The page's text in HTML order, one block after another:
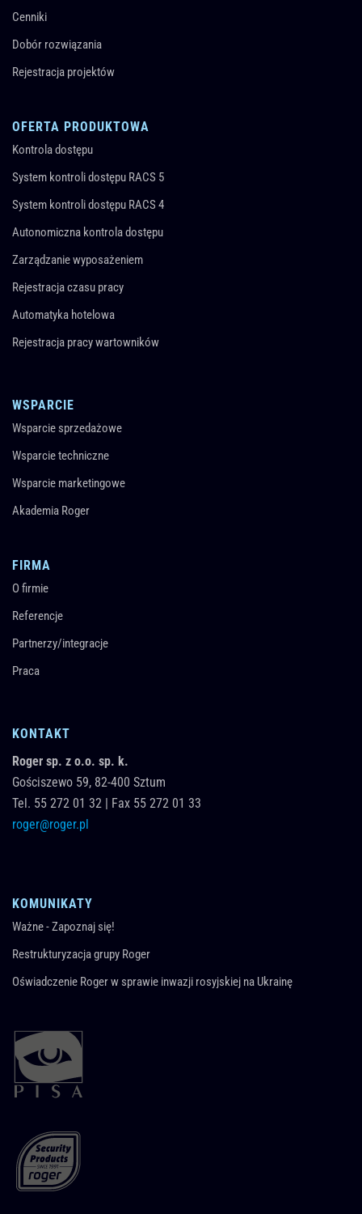
Cenniki
Dobór rozwiązania
Rejestracja projektów
OFERTA PRODUKTOWA
Kontrola dostępu
System kontroli dostępu RACS 5
System kontroli dostępu RACS 4
Autonomiczna kontrola dostępu
Zarządzanie wyposażeniem
Rejestracja czasu pracy
Automatyka hotelowa
Rejestracja pracy wartowników
WSPARCIE
Wsparcie sprzedażowe
Wsparcie techniczne
Wsparcie marketingowe
Akademia Roger
FIRMA
O firmie
Referencje
Partnerzy/integracje
Praca
KONTAKT
Roger sp. z o.o. sp. k.
Gościszewo 59, 82-400 Sztum
Tel. 55 272 01 32 | Fax 55 272 01 33
roger@roger.pl
KOMUNIKATY
Ważne - Zapoznaj się!
Restrukturyzacja grupy Roger
Oświadczenie Roger w sprawie inwazji rosyjskiej na Ukrainę